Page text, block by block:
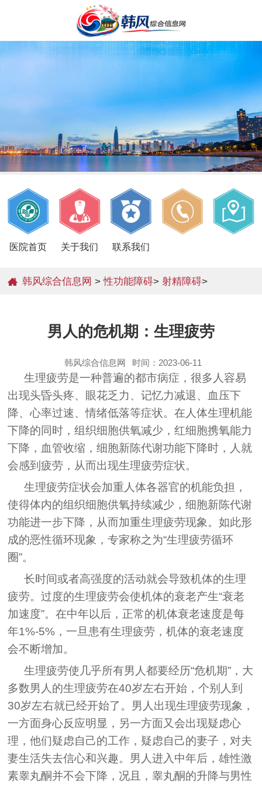
医院首页 关于我们 联系我们
韩风综合信息网 >性功能障碍>射精障碍>
男人的危机期：生理疲劳
韩风综合信息网 时间：2023-06-11
生理疲劳是一种普遍的都市病症，很多人容易
出现头昏头疼、眼花乏力、记忆力减退、血压下
降、心率过速、情绪低落等症状。在人体生理机能
下降的同时，组织细胞供氧减少，红细胞携氧能力
下降，血管收缩，细胞新陈代谢功能下降时，人就
会感到疲劳，从而出现生理疲劳症状。
生理疲劳症状会加重人体各器官的机能负担，
使得体内的组织细胞供氧持续减少，细胞新陈代谢
功能进一步下降，从而加重生理疲劳现象。如此形
成的恶性循环现象，专家称之为“生理疲劳循环
圈”。
长时间或者高强度的活动就会导致机体的生理
疲劳。过度的生理疲劳会使机体的衰老产生“衰老
加速度”。在中年以后，正常的机体衰老速度是每
年1%-5%，一旦患有生理疲劳，机体的衰老速度
会不断增加。
生理疲劳使几乎所有男人都要经历“危机期”，大
多数男人的生理疲劳在40岁左右开始，个别人到
30岁左右就已经开始了。男人出现生理疲劳现象，
一方面身心反应明显，另一方面又会出现疑虑心
理，他们疑虑自己的工作，疑虑自己的妻子，对夫
妻生活失去信心和兴趣。男人进入中年后，雄性激
素睾丸酮并不会下降，况且，睾丸酮的升降与男性